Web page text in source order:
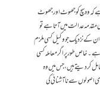
وہ سچ کو جھوٹ اور جھوٹ
مقدمہ عدالت میں آتا ہے تو
ان کے نزدیک جو وکیل کسی ملزم
خاص طور پر اگر معاملہ کسی
کر دیتے ہیں، جس میں وہ
اصولوں سے ناآشنائی کی